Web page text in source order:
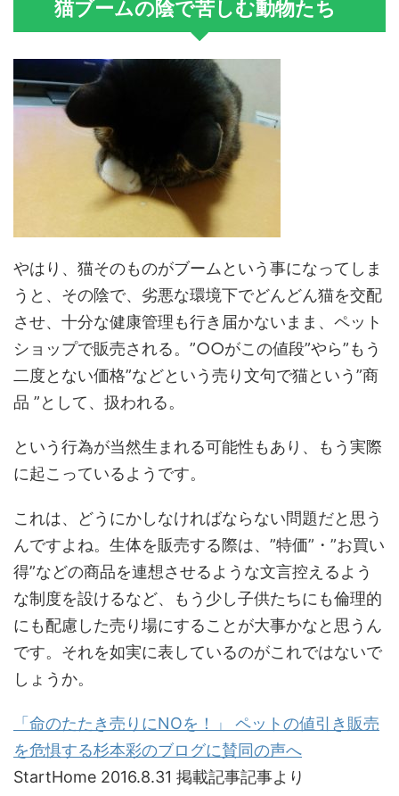
猫ブームの陰で苦しむ動物たち
やはり、猫そのものがブームという事になってしま
うと、その陰で、劣悪な環境下でどんどん猫を交配
させ、十分な健康管理も行き届かないまま、ペット
ショップで販売される。”○○がこの値段”やら”もう
二度とない価格”などという売り文句で猫という”商
品 ”として、扱われる。
という行為が当然生まれる可能性もあり、もう実際
に起こっているようです。
これは、どうにかしなければならない問題だと思う
んですよね。生体を販売する際は、”特価”・”お買い
得”などの商品を連想させるような文言控えるよう
な制度を設けるなど、もう少し子供たちにも倫理的
にも配慮した売り場にすることが大事かなと思うん
です。それを如実に表しているのがこれではないで
しょうか。
「命のたたき売りにNOを！」 ペットの値引き販売
を危惧する杉本彩のブログに賛同の声へ
StartHome 2016.8.31 掲載記事記事より